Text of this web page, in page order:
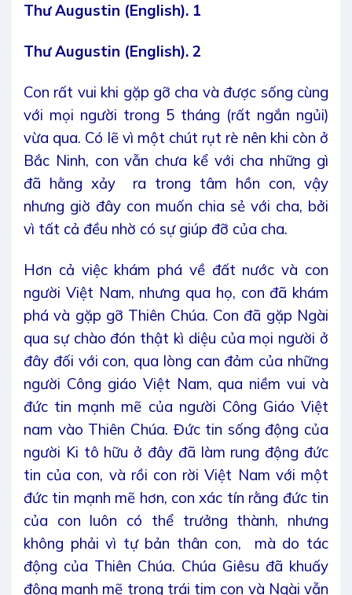
Thư Augustin (English). 1
Thư Augustin (English). 2
Con rất vui khi gặp gỡ cha và được sống cùng
với mọi người trong 5 tháng (rất ngắn ngủi)
vừa qua. Có lẽ vì một chút rụt rè nên khi còn ở
Bắc Ninh, con vẫn chưa kể với cha những gì
đã hằng xảy ra trong tâm hồn con, vậy
nhưng giờ đây con muốn chia sẻ với cha, bởi
vì tất cả đều nhờ có sự giúp đỡ của cha.
Hơn cả việc khám phá về đất nước và con
người Việt Nam, nhưng qua họ, con đã khám
phá và gặp gỡ Thiên Chúa. Con đã gặp Ngài
qua sự chào đón thật kì diệu của mọi người ở
đây đối với con, qua lòng can đảm của những
người Công giáo Việt Nam, qua niềm vui và
đức tin mạnh mẽ của người Công Giáo Việt
nam vào Thiên Chúa. Đức tin sống động của
người Ki tô hữu ở đây đã làm rung động đức
tin của con, và rồi con rời Việt Nam với một
đức tin mạnh mẽ hơn, con xác tín rằng đức tin
của con luôn có thể trưởng thành, nhưng
không phải vì tự bản thân con, mà do tác
động của Thiên Chúa. Chúa Giêsu đã khuấy
động mạnh mẽ trong trái tim con và Ngài vẫn